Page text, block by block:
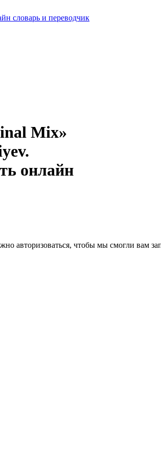
Mix»
онлайн
авторизоваться, чтобы мы смогли вам